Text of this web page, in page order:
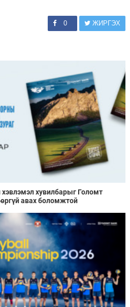
0 ЖИРГЭХ
хувилбарыг Голомт
авах боломжтой